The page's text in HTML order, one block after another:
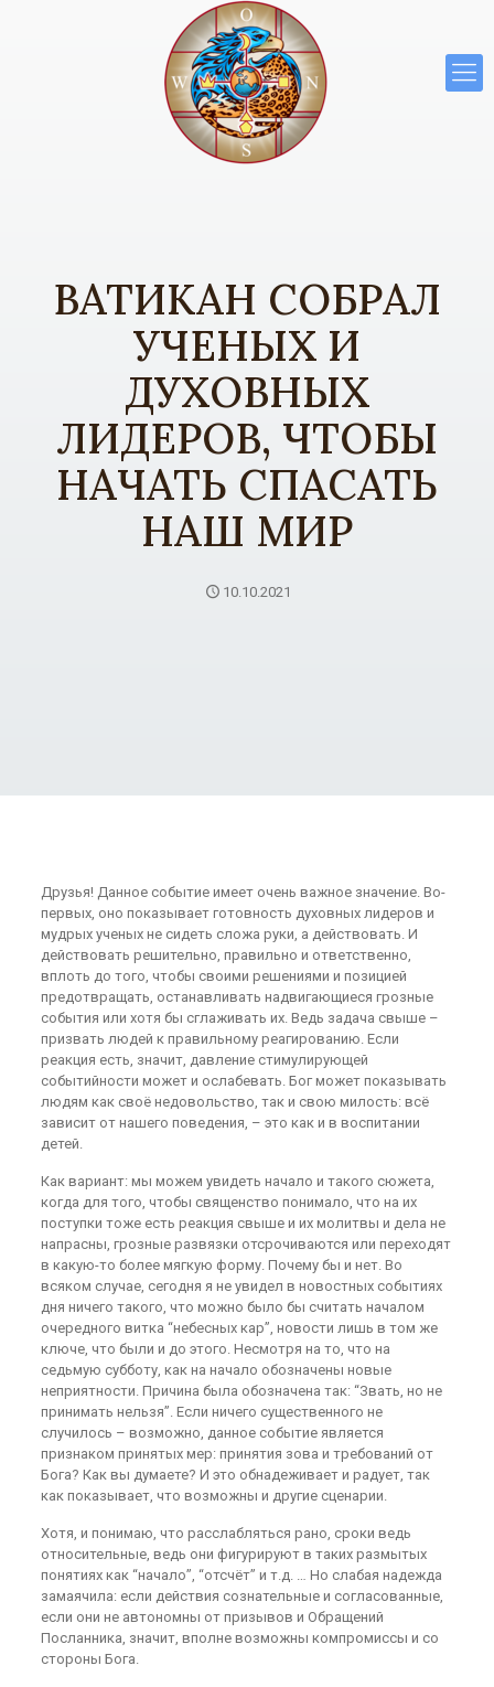
ВАТИКАН СОБРАЛ
УЧЕНЫХ И
ДУХОВНЫХ
ЛИДЕРОВ, ЧТОБЫ
НАЧАТЬ СПАСАТЬ
НАШ МИР
10.10.2021
Друзья! Данное событие имеет очень важное значение. Во-
первых, оно показывает готовность духовных лидеров и
мудрых ученых не сидеть сложа руки, а действовать. И
действовать решительно, правильно и ответственно,
вплоть до того, чтобы своими решениями и позицией
предотвращать, останавливать надвигающиеся грозные
события или хотя бы сглаживать их. Ведь задача свыше –
призвать людей к правильному реагированию. Если
реакция есть, значит, давление стимулирующей
событийности может и ослабевать. Бог может показывать
людям как своё недовольство, так и свою милость: всё
зависит от нашего поведения, – это как и в воспитании
детей.
Как вариант: мы можем увидеть начало и такого сюжета,
когда для того, чтобы священство понимало, что на их
поступки тоже есть реакция свыше и их молитвы и дела не
напрасны, грозные развязки отсрочиваются или переходят
в какую-то более мягкую форму. Почему бы и нет. Во
всяком случае, сегодня я не увидел в новостных событиях
дня ничего такого, что можно было бы считать началом
очередного витка “небесных кар”, новости лишь в том же
ключе, что были и до этого. Несмотря на то, что на
седьмую субботу, как на начало обозначены новые
неприятности. Причина была обозначена так: “Звать, но не
принимать нельзя”. Если ничего существенного не
случилось – возможно, данное событие является
признаком принятых мер: принятия зова и требований от
Бога? Как вы думаете? И это обнадеживает и радует, так
как показывает, что возможны и другие сценарии.
Хотя, и понимаю, что расслабляться рано, сроки ведь
относительные, ведь они фигурируют в таких размытых
понятиях как “начало”, “отсчёт” и т.д. … Но слабая надежда
замаячила: если действия сознательные и согласованные,
если они не автономны от призывов и Обращений
Посланника, значит, вполне возможны компромиссы и со
стороны Бога.